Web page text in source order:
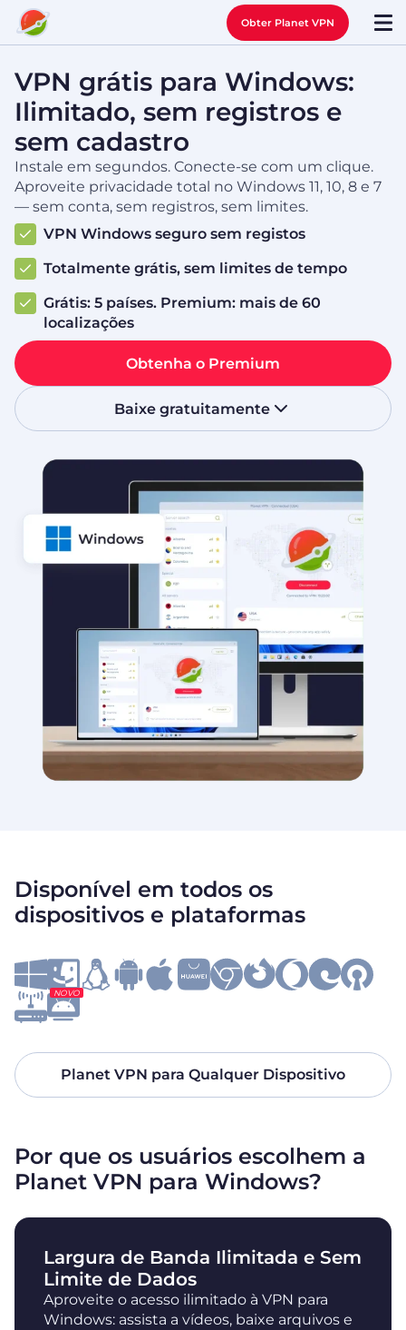
Obter Planet VPN
VPN grátis para Windows:
Ilimitado, sem registros e
sem cadastro
Instale em segundos. Conecte-se com um clique.
Aproveite privacidade total no Windows 11, 10, 8 e 7
— sem conta, sem registros, sem limites.
VPN Windows seguro sem registos
Totalmente grátis, sem limites de tempo
Grátis: 5 países. Premium: mais de 60
localizações
Obtenha o Premium
Baixe gratuitamente
Disponível em todos os
dispositivos e plataformas
NOVO
Planet VPN para Qualquer Dispositivo
Por que os usuários escolhem a
Planet VPN para Windows?
Largura de Banda Ilimitada e Sem
Limite de Dados
Aproveite o acesso ilimitado à VPN para
Windows: assista a vídeos, baixe arquivos e